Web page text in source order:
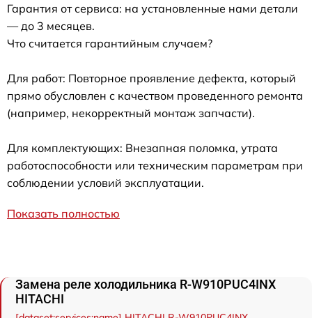
Гарантия от сервиса: на установленные нами детали
— до 3 месяцев.
Что считается гарантийным случаем?
Для работ: Повторное проявление дефекта, который
прямо обусловлен с качеством проведенного ремонта
(например, некорректный монтаж запчасти).
Для комплектующих: Внезапная поломка, утрата
работоспособности или техническим параметрам при
соблюдении условий эксплуатации.
Показать полностью
Замена реле холодильника R-W910PUC4INX
HITACHI